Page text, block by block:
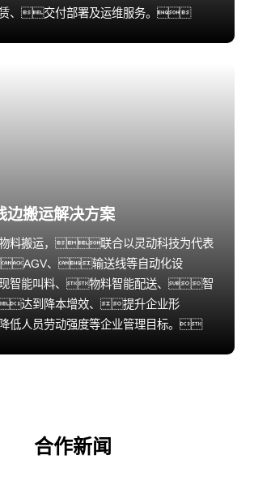
赁、交付部署及运维服务。
边搬运解决方案
料搬运，联合以灵动科技为代表
、输送线等自动化设
智能叫料、物料智能配送、智
达到降本增效、提升企业形
人员劳动强度等企业管理目标。
合作新闻